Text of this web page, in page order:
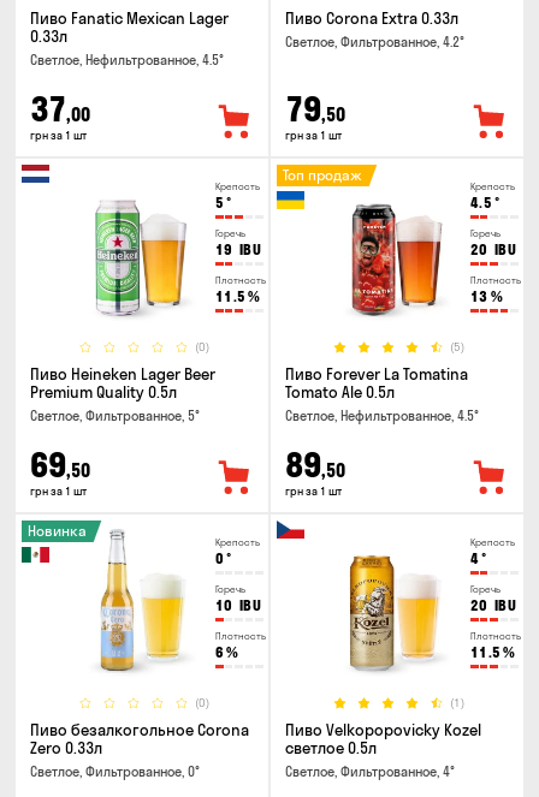
Пиво Fanatic Mexican Lager
0.33л
Светлое, Нефильтрованное, 4.5°
37,00
грн за 1 шт
Пиво Corona Extra 0.33л
Светлое, Фильтрованное, 4.2°
79,50
грн за 1 шт
Крепость
5 °
Горечь
19 IBU
Плотность
11.5 %
(0)
Пиво Heineken Lager Beer
Premium Quality 0.5л
Светлое, Фильтрованное, 5°
69,50
грн за 1 шт
Крепость
4.5 °
Горечь
20 IBU
Плотность
13 %
(5)
Топ продаж
Пиво Forever La Tomatina
Tomato Ale 0.5л
Светлое, Нефильтрованное, 4.5°
89,50
грн за 1 шт
Крепость
0 °
Горечь
10 IBU
Плотность
6 %
(0)
Новинка
Пиво безалкогольное Corona
Zero 0.33л
Светлое, Фильтрованное, 0°
Крепость
4°
Горечь
20 IBU
Плотность
11.5 %
(1)
Пиво Velkopopovicky Kozel
светлое 0.5л
Светлое, Фильтрованное, 4°